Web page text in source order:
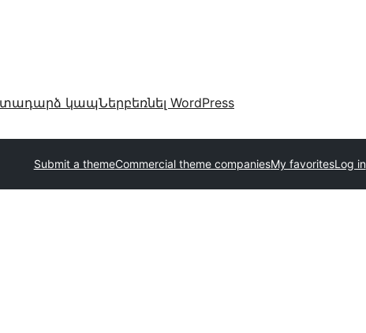
կապՆերբեռնել WordPress
Submit a themeCommercial theme companiesMy favoritesLog in